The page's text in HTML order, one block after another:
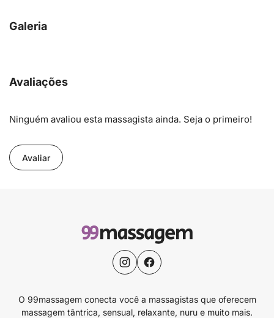
Galeria
Avaliações
Ninguém avaliou esta massagista ainda. Seja o primeiro!
Avaliar
O 99massagem conecta você a massagistas que oferecem
massagem tântrica, sensual, relaxante, nuru e muito mais.